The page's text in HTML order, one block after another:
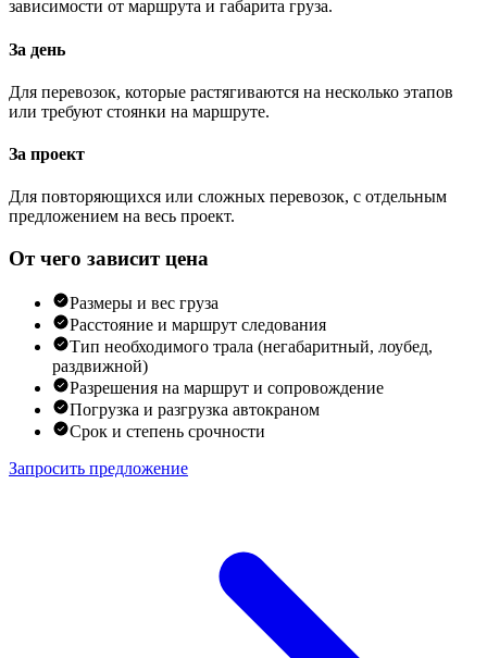
зависимости от маршрута и габарита груза.
За день
Для перевозок, которые растягиваются на несколько этапов
или требуют стоянки на маршруте.
За проект
Для повторяющихся или сложных перевозок, с отдельным
предложением на весь проект.
От чего зависит цена
Размеры и вес груза
Расстояние и маршрут следования
Тип необходимого трала (негабаритный, лоубед,
раздвижной)
Разрешения на маршрут и сопровождение
Погрузка и разгрузка автокраном
Срок и степень срочности
Запросить предложение